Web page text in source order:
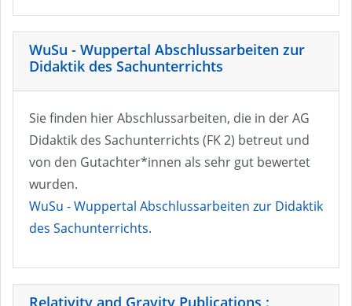
WuSu - Wuppertal Abschlussarbeiten zur
Didaktik des Sachunterrichts
Sie finden hier Abschlussarbeiten, die in der AG
Didaktik des Sachunterrichts (FK 2) betreut und
von den Gutachter*innen als sehr gut bewertet
wurden.
WuSu - Wuppertal Abschlussarbeiten zur Didaktik
des Sachunterrichts.
Relativity and Gravity Publications :